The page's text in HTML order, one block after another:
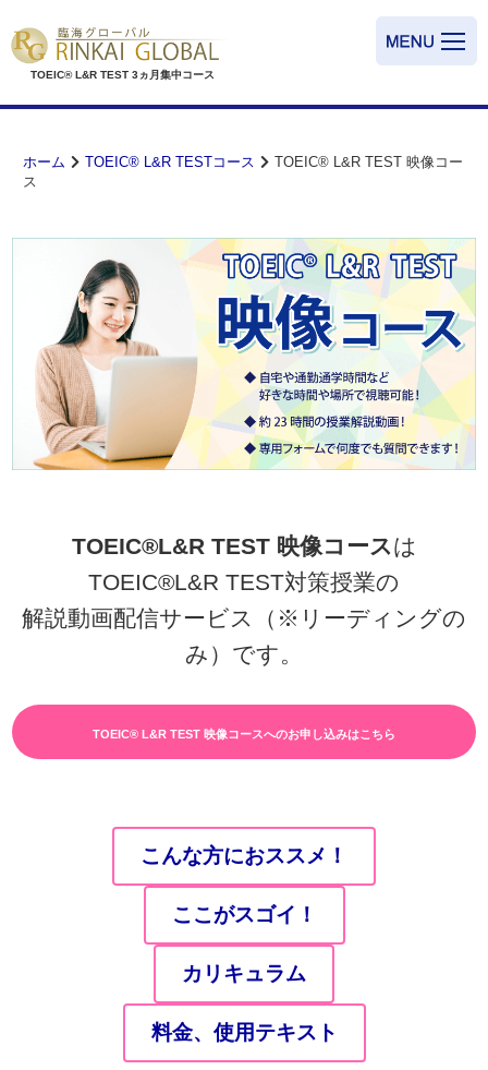
TOEIC® L&R TEST 3ヵ月集中コース
ホーム TOEIC® L&R TESTコース
TOEIC® L&R TEST 映像コー
ス
TOEIC®L&R TEST 映像コースは
TOEIC®L&R TEST対策授業の
解説動画配信サービス（※リーディングの
み）です。
TOEIC® L&R TEST 映像コースへのお申し込みはこちら
こんな方におススメ！
ここがスゴイ！
カリキュラム
料金、使用テキスト